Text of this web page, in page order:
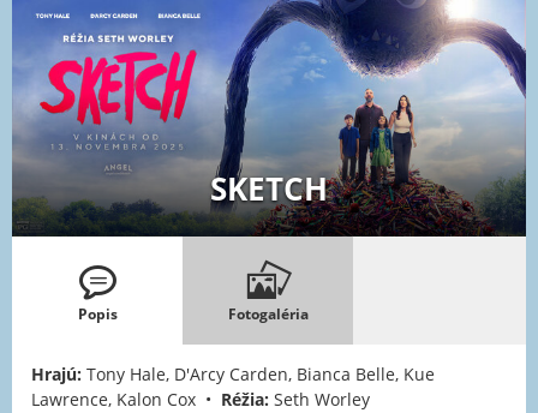
SKETCH
Popis Fotogaléria
Hrajú: Tony Hale, D'Arcy Carden, Bianca Belle, Kue
Lawrence, Kalon Cox • Réžia: Seth Worley